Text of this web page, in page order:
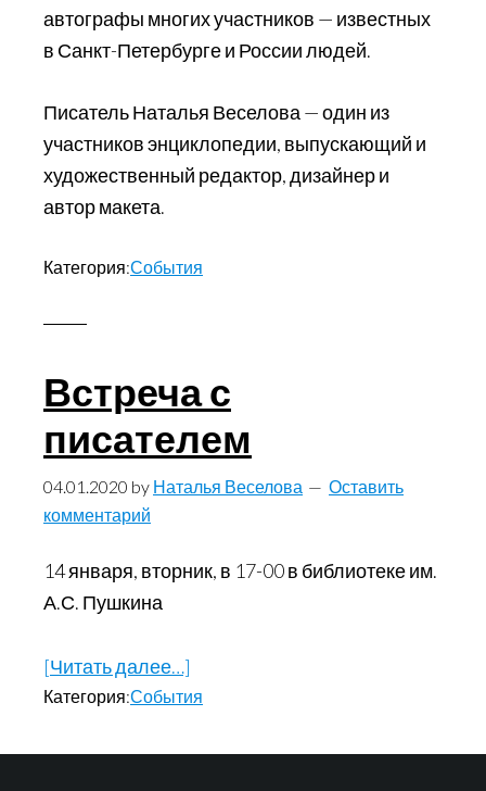
автографы многих участников — известных
в Санкт-Петербурге и России людей.
Писатель Наталья Веселова — один из
участников энциклопедии, выпускающий и
художественный редактор, дизайнер и
автор макета.
Категория:События
Встреча с
писателем
04.01.2020 by Наталья Веселова
Оставить
комментарий
14 января, вторник, в 17-00 в библиотеке им.
А.С. Пушкина
[Читать далее…]
Встреча
писателем
Категория:События